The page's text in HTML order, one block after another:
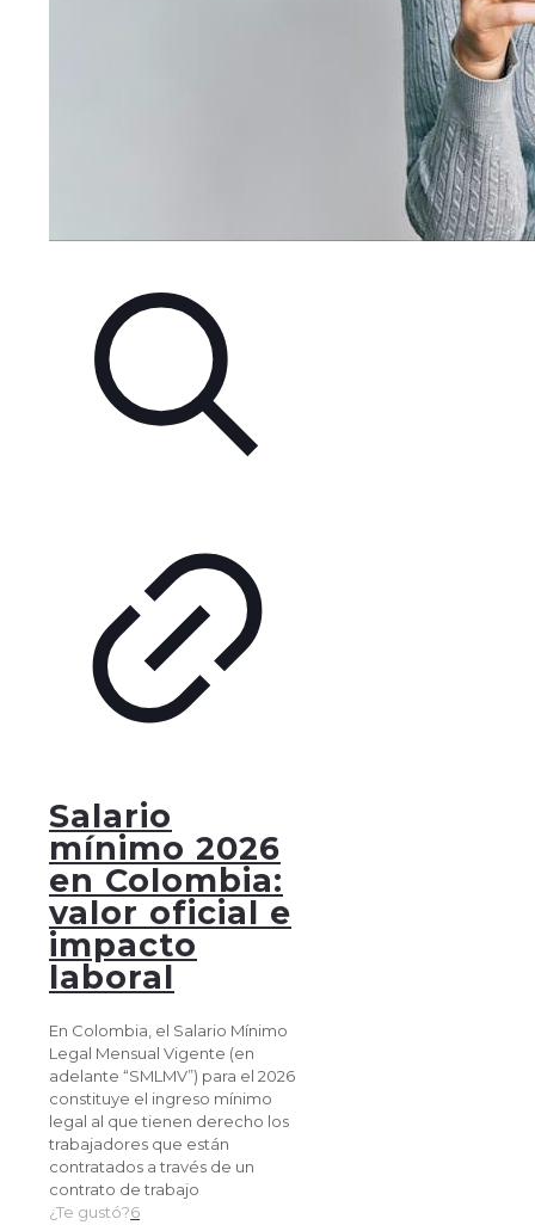
Salario
mínimo 2026
en Colombia:
valor oficial e
impacto
laboral
En Colombia, el Salario Mínimo
Legal Mensual Vigente (en
adelante “SMLMV”) para el 2026
constituye el ingreso mínimo
legal al que tienen derecho los
trabajadores que están
contratados a través de un
contrato de trabajo
¿Te gustó?6